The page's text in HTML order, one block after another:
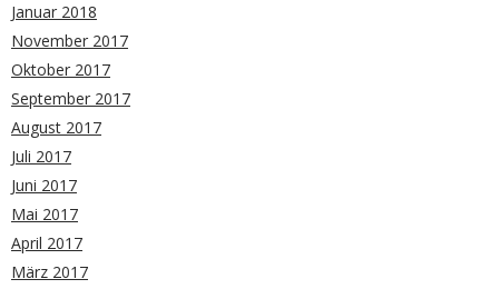
Januar 2018
November 2017
Oktober 2017
September 2017
August 2017
Juli 2017
Juni 2017
Mai 2017
April 2017
März 2017